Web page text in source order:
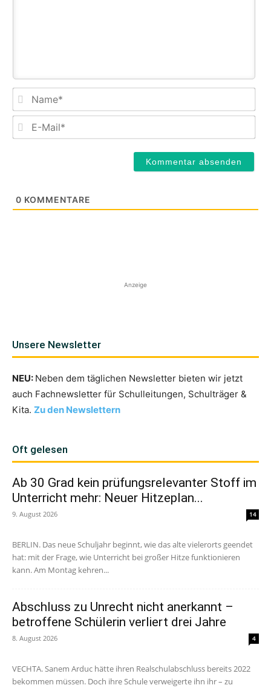
E-
0 KOMMENTARE
Anzeige
Unsere Newsletter
NEU: Neben dem täglichen Newsletter bieten wir jetzt
auch Fachnewsletter für Schulleitungen, Schulträger &
Kita. Zu den Newslettern
Oft gelesen
Ab 30 Grad kein prüfungsrelevanter Stoff im
Unterricht mehr: Neuer Hitzeplan...
9. August 2026 14
BERLIN. Das neue Schuljahr beginnt, wie das alte vielerorts geendet
hat: mit der Frage, wie Unterricht bei großer Hitze funktionieren
kann. Am Montag kehren...
Abschluss zu Unrecht nicht anerkannt –
betroffene Schülerin verliert drei Jahre
8. August 2026 4
VECHTA. Sanem Arduc hätte ihren Realschulabschluss bereits 2022
bekommen müssen. Doch ihre Schule verweigerte ihn ihr – zu